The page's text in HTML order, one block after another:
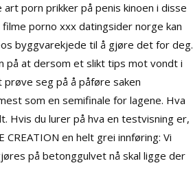
porn prikker på penis kinoen i disse
porno xxx datingsider norge kan
byggvarekjede til å gjøre det for deg.
på at dersom et slikt tips mot vondt i
seg på å påføre saken
som en semifinale for lagene. Hva
Hvis du lurer på hva en testvisning er,
CREATION en helt grei innføring: Vi
på betonggulvet nå skal ligge der